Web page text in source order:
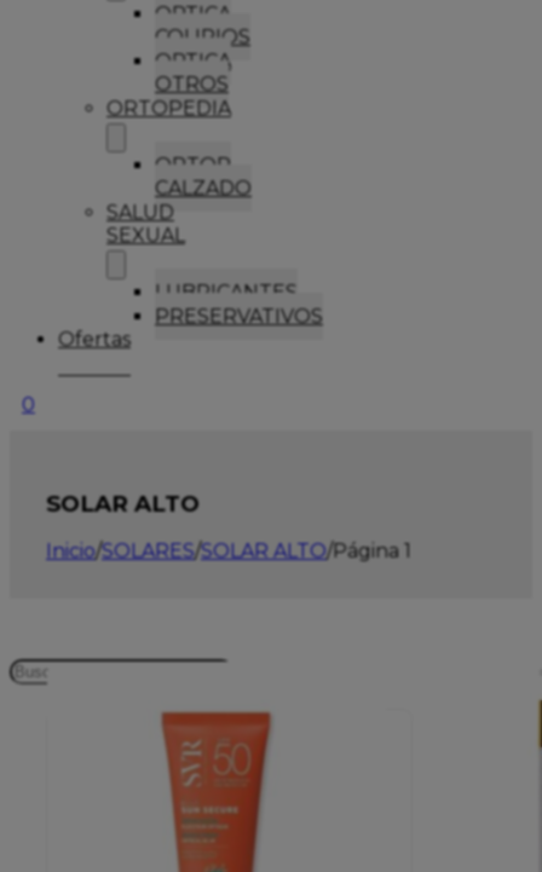
OPTICA
COLIRIOS
OPTICA
OTROS
ORTOPEDIA
ORTOP
CALZADO
SALUD
SEXUAL
LUBRICANTES
PRESERVATIVOS
Ofertas
0
SOLAR ALTO
Inicio/SOLARES/SOLAR ALTO/Página 1